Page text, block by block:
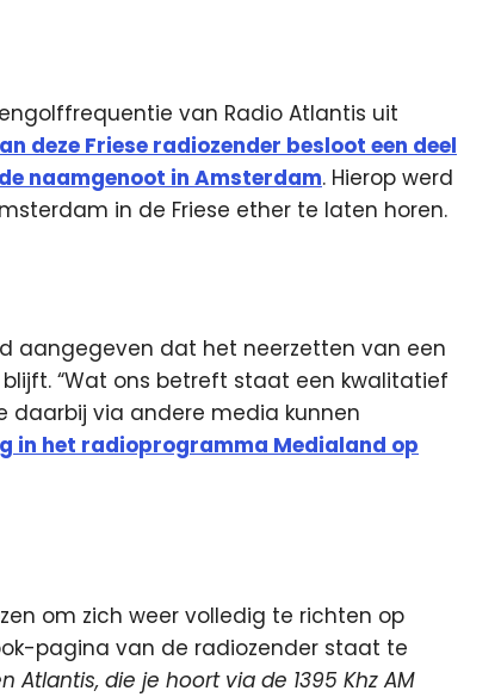
van Radio Atlantis uit
deze Friese radiozender besloot een deel
naamgenoot in Amsterdam. Hierop werd
in de Friese ether te laten horen.
aangegeven dat het neerzetten van een
“Wat ons betreft staat een kwalitatief
daarbij via andere media kunnen
in het radioprogramma Medialand op
om zich weer volledig te richten op
pagina van de radiozender staat te
die je hoort via de 1395 Khz AM